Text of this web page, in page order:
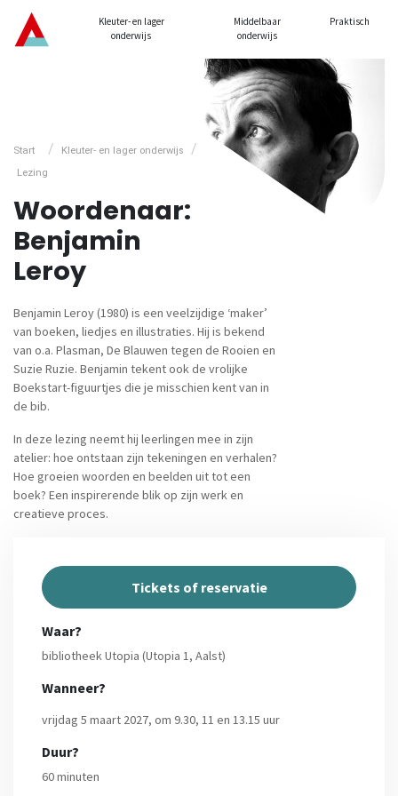
Kleuter- en lager
onderwijs
Middelbaar
onderwijs
Praktisch
Start / Kleuter- en lager onderwijs /
Lezing
Woordenaar:
Benjamin
Leroy
Benjamin Leroy (1980) is een veelzijdige ‘maker’
van boeken, liedjes en illustraties. Hij is bekend
van o.a. Plasman, De Blauwen tegen de Rooien en
Suzie Ruzie. Benjamin tekent ook de vrolijke
Boekstart-figuurtjes die je misschien kent van in
de bib.
In deze lezing neemt hij leerlingen mee in zijn
atelier: hoe ontstaan zijn tekeningen en verhalen?
Hoe groeien woorden en beelden uit tot een
boek? Een inspirerende blik op zijn werk en
creatieve proces.
Tickets of reservatie
Waar?
bibliotheek Utopia (Utopia 1, Aalst)
Wanneer?
vrijdag 5 maart 2027, om 9.30, 11 en 13.15 uur
Duur?
60 minuten